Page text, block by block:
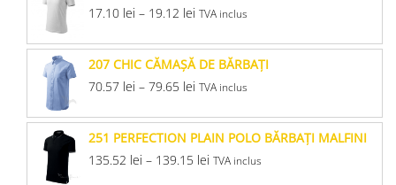
17.10 lei – 19.12 lei TVA inclus
207 CHIC CĂMAŞĂ DE BĂRBAŢI
70.57 lei – 79.65 lei TVA inclus
251 PERFECTION PLAIN POLO BĂRBAŢI MALFINI
135.52 lei – 139.15 lei TVA inclus